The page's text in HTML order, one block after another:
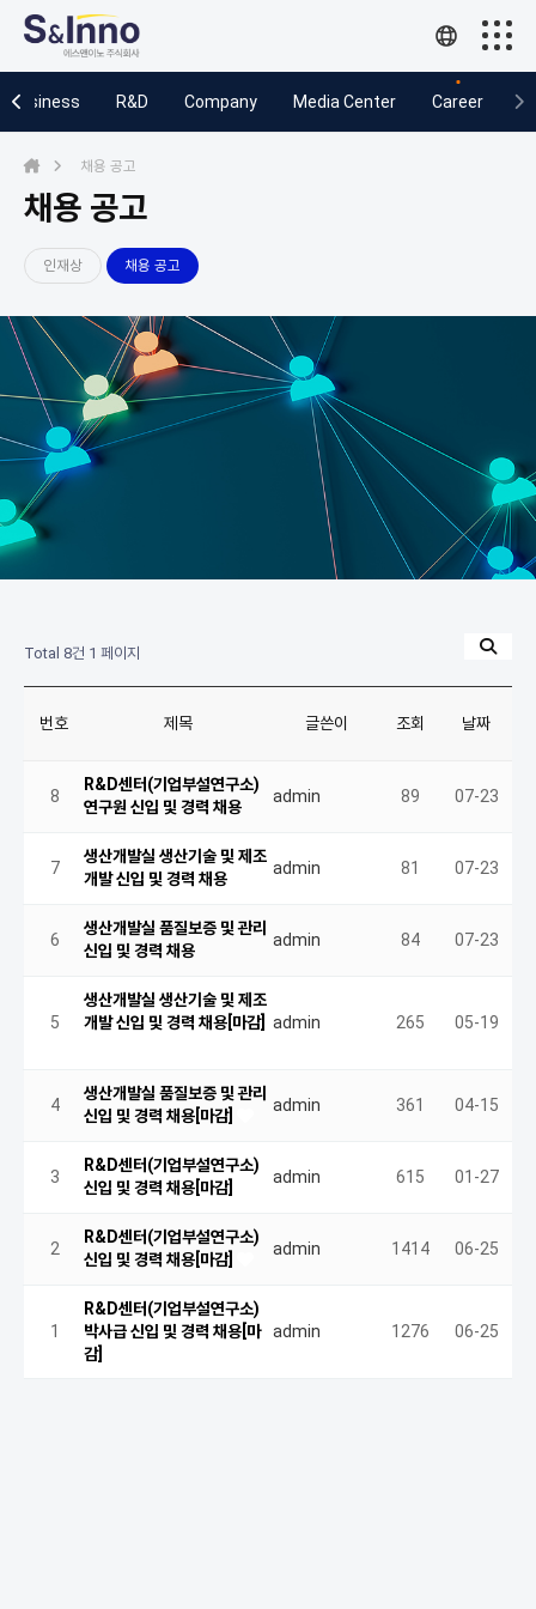
Business R&D Company Media Center Career
Business
R&D
Career
채용 공고
채용 공고
인재상 채용 공고
Total 8건 1 페이지
번호 제목 글쓴이 조회 날짜
8
R&D센터(기업부설연구소)
연구원 신입 및 경력 채용
admin 89 07-23
7
생산개발실 생산기술 및 제조
개발 신입 및 경력 채용
admin 81 07-23
6
생산개발실 품질보증 및 관리
신입 및 경력 채용
admin 84 07-23
5
생산개발실 생산기술 및 제조
개발 신입 및 경력 채용[마감] admin 265 05-19
4
생산개발실 품질보증 및 관리
신입 및 경력 채용[마감]
admin 361 04-15
3
R&D센터(기업부설연구소)
신입 및 경력 채용[마감]
admin 615 01-27
2
R&D센터(기업부설연구소)
신입 및 경력 채용[마감]
admin 1414 06-25
1
R&D센터(기업부설연구소)
박사급 신입 및 경력 채용[마
감]
admin 1276 06-25